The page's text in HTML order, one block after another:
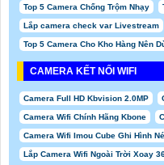
Top 5 Camera Chống Trộm Nhạy
Lắp camera check var Livestream
Top 5 Camera Cho Kho Hàng Nên
CAMERA KẾT NỐI WIFI
Camera Full HD Kbvision 2.0MP
Camera Wifi Chính Hãng Kbone
Camera Wifi Imou Cube Ghi Hình
Lắp Camera Wifi Ngoài Trời Xoay